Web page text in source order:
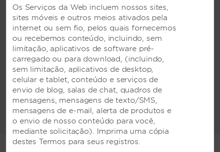
familiar, com área de recreação infantil e
piscina para crianças, bem como uma
excelente escolha para quem visita Nueva
Esparta a negócios, com um centro de
negócios 24 horas, Wifi gratuito, aeroporto
24 horas e serviço de traslado local, aluguel
de carros, estacionamento com manobrista e
equipe de recepção e concierge multilingue.
Em um lindo dia, aproveite as instalações de
tênis e vôlei locais. Se você estiver
procurando um presente especial ou uma
lembrança, nossa joalheria local é imperdível.
Os Serviços da Web incluem nossos sites,
sites móveis e outros meios ativados pela
internet ou sem fio, pelos quais fornecemos
ou recebemos conteúdo, incluindo, sem
limitação, aplicativos de software pré-
carregado ou para download, (incluindo,
sem limitação, aplicativos de desktop,
celular e tablet, conteúdo e serviços de
envio de blog, salas de chat, quadros de
mensagens, mensagens de texto/SMS,
mensagens de e-mail, alerta de produtos e
o envio de nosso conteúdo para você,
mediante solicitação). Imprima uma cópia
destes Termos para seus registros.